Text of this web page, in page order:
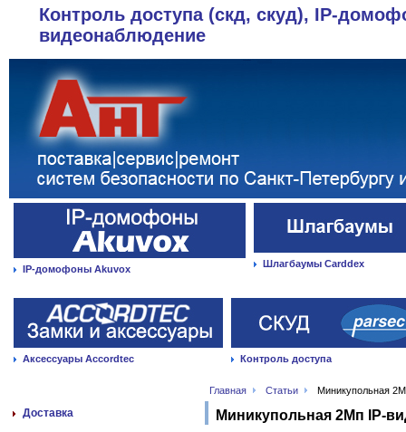
Контроль доступа (скд, скуд), IP-
видеонаблюдение
IP-домофоны Akuvox Шлагбаумы Carddex
Аксессуары Accordtec Контроль доступа
Главная Статьи Миникупольная
Доставка Миникупольная 2Мп IP-